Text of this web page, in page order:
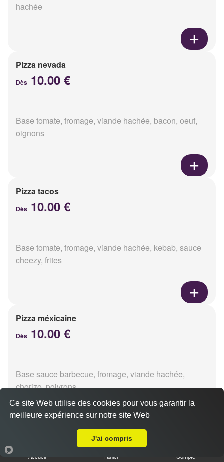
hachée
Pizza nevada
Dès 10.00 €
Base tomate, fromage, viande hachée, bacon, oeuf,
oignons
Pizza tacos
Dès 10.00 €
Base tomate, fromage, viande hachée, kebab, sauce
cheezy, frites
Pizza méxicaine
Dès 10.00 €
Base sauce barbecue, fromage, viande hachée,
chorizo, poivrons
Accueil Panier Compte
Ce site Web utilise des cookies pour vous garantir la
meilleure expérience sur notre site Web
J'ai compris